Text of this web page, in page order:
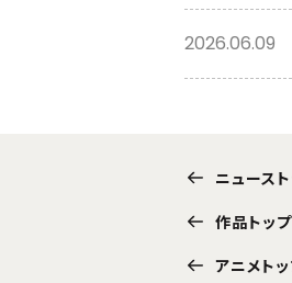
2026.06.09
ニュース
作品トッ
アニメト